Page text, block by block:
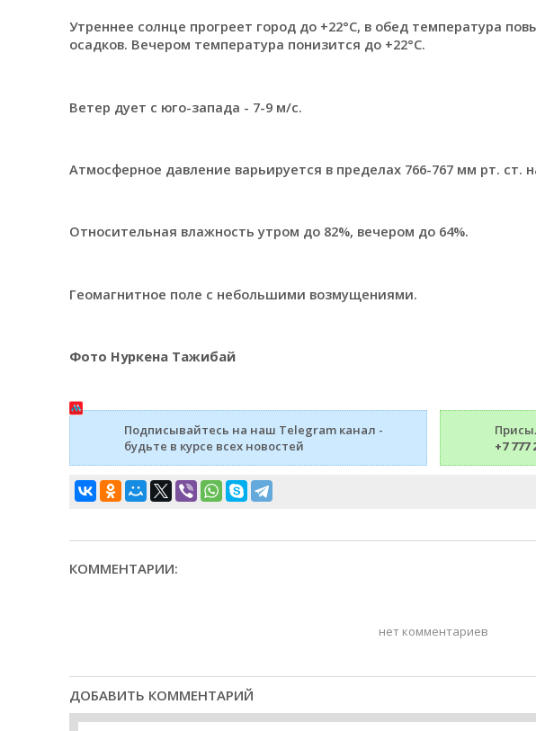
Утреннее солнце прогреет город до +22°C, в обед температура
осадков. Вечером температура понизится до +22°C.
Ветер дует с юго-запада - 7-9 м/с.
Атмосферное давление варьируется в пределах 766-767 мм рт. ст.
Относительная влажность утром до 82%, вечером до 64%.
Геомагнитное поле с небольшими возмущениями.
Фото Нуркена Тажибай
Подписывайтесь на наш Telegram канал -
будьте в курсе всех новостей
+7 777
КОММЕНТАРИИ:
нет комментариев
ДОБАВИТЬ КОММЕНТАРИЙ